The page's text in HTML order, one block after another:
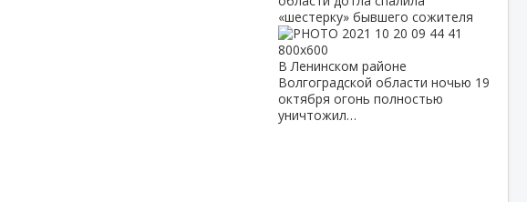
«шестерку» бывшего сожителя
В Ленинском районе
Волгоградской области ночью 19
октября огонь полностью
уничтожил…